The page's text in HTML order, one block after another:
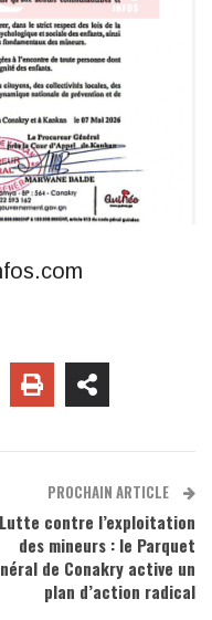
PROCHAIN ARTICLE
Lutte contre l’exploitation
des mineurs : le Parquet
de Conakry active un
plan d’action radical